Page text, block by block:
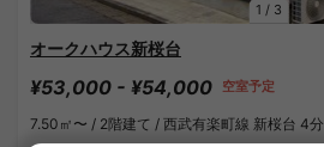
1 / 3
オークハウス新桜台
¥53,000 - ¥54,000 空室予定
7.50㎡〜 / 2階建て / 西武有楽町線 新桜台 4分